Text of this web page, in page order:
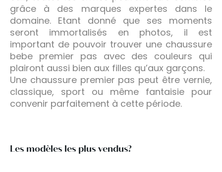
grâce à des marques expertes dans le
domaine. Etant donné que ses moments
seront immortalisés en photos, il est
important de pouvoir trouver une chaussure
bebe premier pas avec des couleurs qui
plairont aussi bien aux filles qu’aux garçons.
Une chaussure premier pas peut être vernie,
classique, sport ou même fantaisie pour
convenir parfaitement à cette période.
Les modèles les plus vendus?